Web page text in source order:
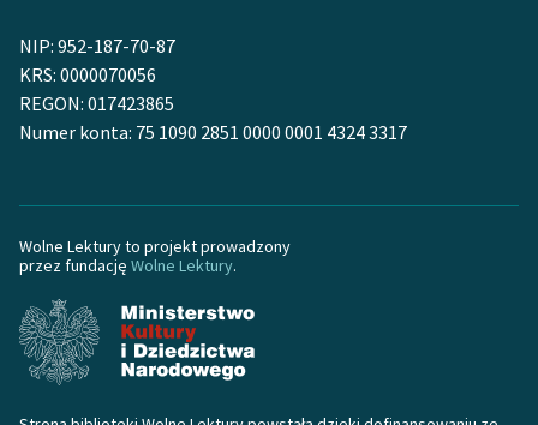
NIP: 952-187-70-87
KRS: 0000070056
REGON: 017423865
Numer konta: 75 1090 2851 0000 0001 4324 3317
Wolne Lektury to projekt prowadzony
przez fundację Wolne Lektury.